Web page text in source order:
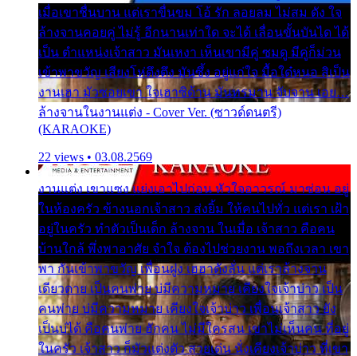
เมื่อเขาชื่นบาน แต่เราขื่นขม โอ้ รัก ลอยลม ไม่สม ดัง ใจ
ล้างจานคอยคู่ ไม่รู้ อีกนานเท่าใด จะได้ เลื่อนขั้นบันได ได้
เป็น ตำแหน่งเจ้าสาว มันเหงา เห็นเขามีคู่ ซมดู มีคู่ก็ม่วน
เข้าพาขวัญ เสียงโห่ตึงตึง มันซึ้ง อยู่แก่ใจ มื้อใด๋หนอ สิเป็น
งานเฮา มัวซอยเขา ใจเฮาซิด้าน มันทรมาน จับจาน เอย…
ล้างจานในงานแต่ง - Cover Ver. (ซาวด์ดนตรี)
(KARAOKE)
22 views • 03.08.2569
งานแต่ง เขาแซง แย่งเอาไปก่อน หัวใจอาวรณ์ มาซ่อน อยู่
ในห้องครัว ข้างนอกเจ้าสาว ส่งยิ้ม ให้คนไปทั่ว แต่เรา เฝ้า
อยู่ในครัว ทำตัวเป็นเด็ก ล้างจาน ในเมื่อ เจ้าสาว คือคน
บ้านใกล้ พึ่งพาอาศัย จำใจ ต้องไปช่วยงาน พอถึงเวลา เขา
พา กันเข้าพาขวัญ เพื่อนฝูง เฮฮาดังลั่น แต่เราล้างจาน
เดียวดาย เป็นคนพ่าย บ่มีความหมาย เคียงใจเจ้าบ่าว เป็น
คนพ่าย บ่มีความหมาย เคียงใจเจ้าบ่าว เพื่อนเจ้าสาว ยัง
เป็นบ่ได้ คือคนพ่าย ฮักคน ไม่มีใครสน เขาไม่เห็นคน ที่อยู่
ในครัว เจ้าสาว ก็มัวแต่งตัว สวยเด่น นั่งเคียงเจ้าบ่าว ที่เขา